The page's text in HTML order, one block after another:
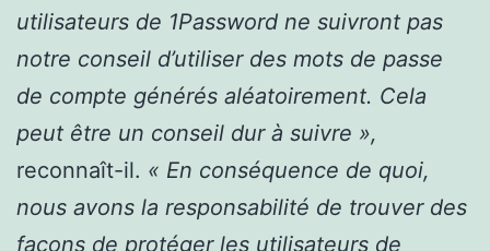
utilisateurs de 1Password ne suivront pas
notre conseil d’utiliser des mots de passe
de compte générés aléatoirement. Cela
peut être un conseil dur à suivre »,
reconnaît-il. « En conséquence de quoi,
nous avons la responsabilité de trouver des
façons de protéger les utilisateurs de